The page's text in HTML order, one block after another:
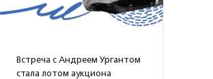
Встреча с Андреем Ургантом
стала лотом аукциона